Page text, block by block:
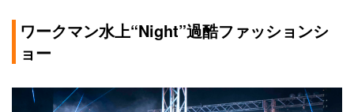
ワークマン水上“Night”過酷ファッションシ
ョー